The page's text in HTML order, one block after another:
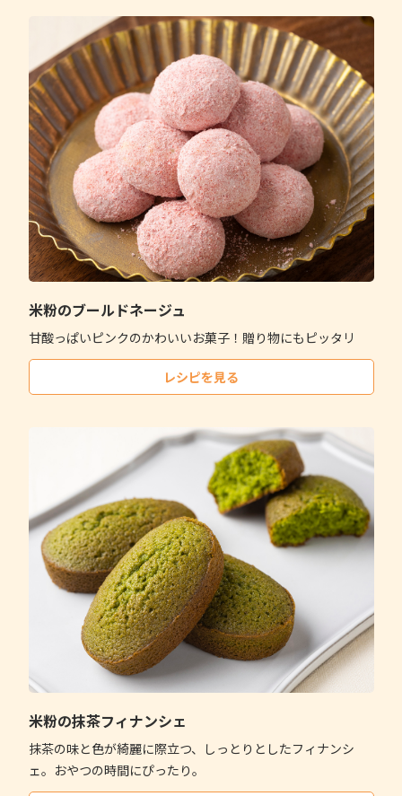
米粉のブールドネージュ
甘酸っぱいピンクのかわいいお菓子！贈り物にもピッタリ
レシピを見る
米粉の抹茶フィナンシェ
抹茶の味と色が綺麗に際立つ、しっとりとしたフィナンシ
ェ。おやつの時間にぴったり。